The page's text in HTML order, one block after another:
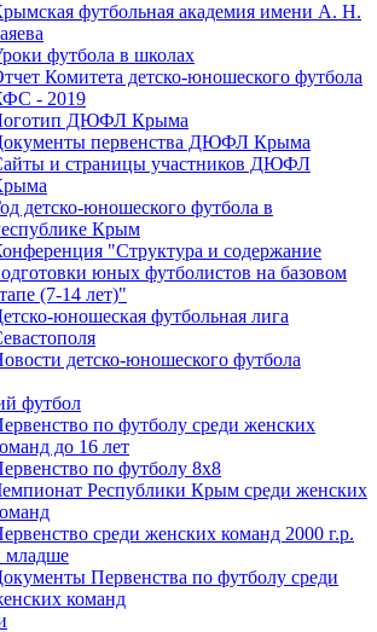
футбольная академия имени А. Н.
футбола в школах
Комитета детско-юношеского футбола
- 2019
ДЮФЛ Крыма
первенства ДЮФЛ Крыма
и страницы участников ДЮФЛ
детско-юношеского футбола в
Крым
"Структура и содержание
юных футболистов на базовом
(7-14 лет)"
юношеская футбольная лига
детско-юношеского футбола
футбол
по футболу среди женских
до 16 лет
по футболу 8х8
Республики Крым среди женских
среди женских команд 2000 г.р.
младше
Первенства по футболу среди
команд